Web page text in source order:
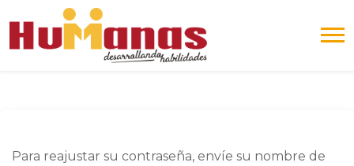
Para reajustar su contraseña, envíe su nombre de